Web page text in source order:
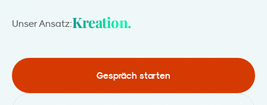
Unser Ansatz:Kreation.
Gespräch starten